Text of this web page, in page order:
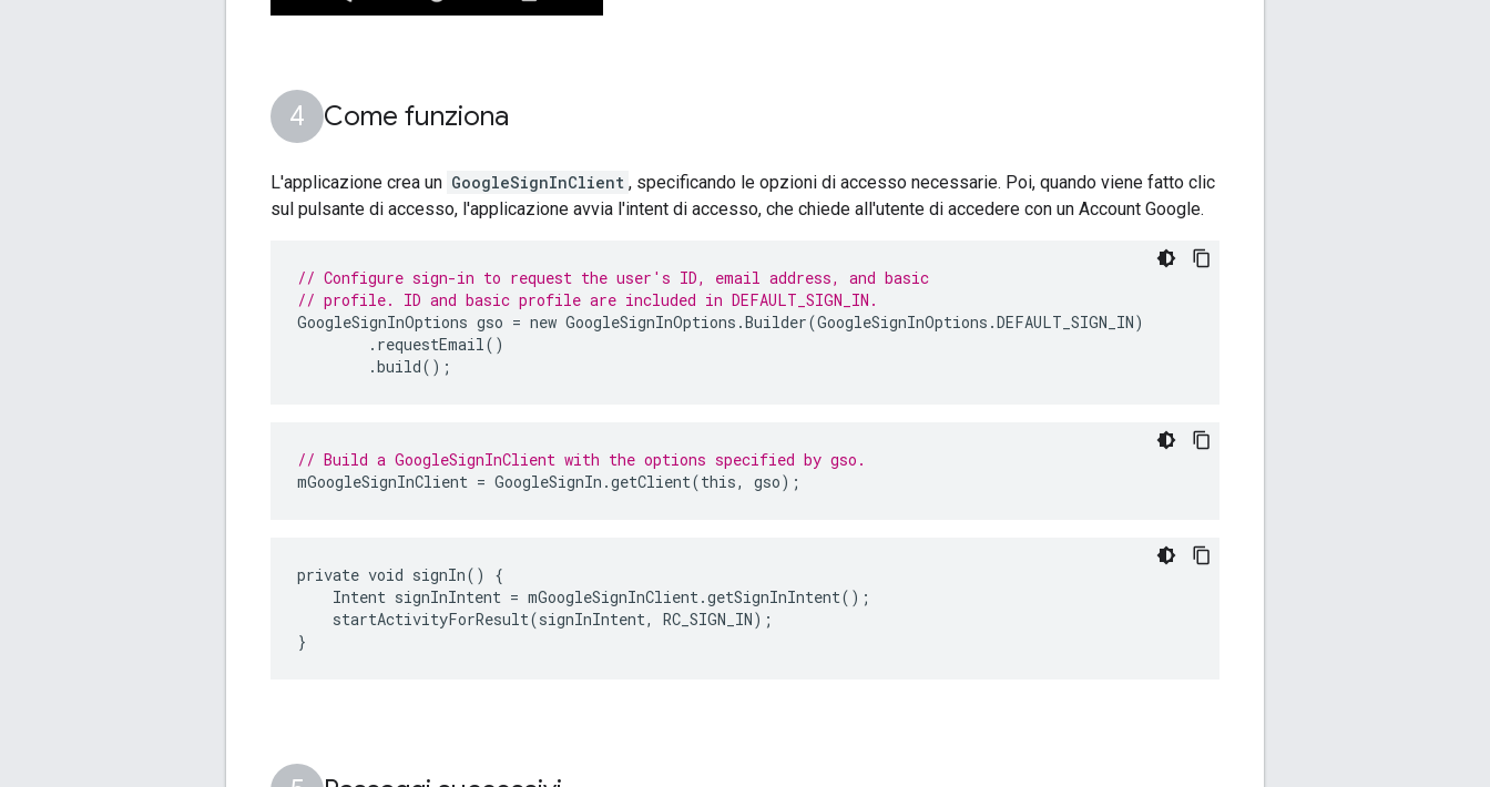
Come funziona
L'applicazione crea un GoogleSignInClient , specificando le opzioni di accesso necessarie. Poi, quando viene fatto clic
sul pulsante di accesso, l'applicazione avvia l'intent di accesso, che chiede all'utente di accedere con un Account Google.
// Configure sign-in to request the user's ID, email address, and basic
// profile. ID and basic profile are included in DEFAULT_SIGN_IN.
GoogleSignInOptions gso = new GoogleSignInOptions .Builder(GoogleSignInOptions .DEFAULT_SIGN_IN)
. requestEmail()
.build();
// Build a GoogleSignInClient with the options specified by gso.
mGoogleSignInClient = GoogleSignIn .getClient(this, gso);
private void signIn() {
    Intent signInIntent = mGoogleSignInClient.getSignInIntent();
    startActivityForResult(signInIntent, RC_SIGN_IN);
}